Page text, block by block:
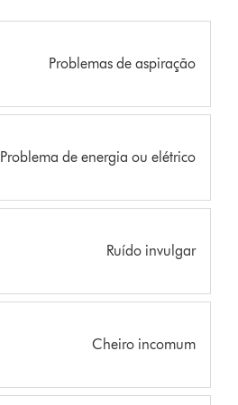
Problemas de aspiração
Problema de energia ou elétrico
Ruído invulgar
Cheiro incomum